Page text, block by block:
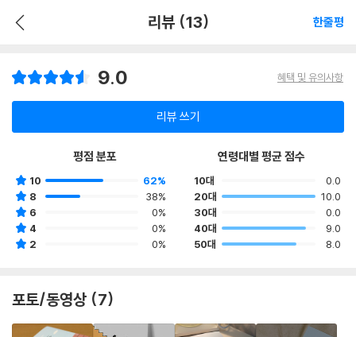
리뷰 (13) 한줄평
9.0 혜택 및 유의사항
리뷰 쓰기
평점 분포
10
62%
8
38%
6
0%
4
0%
2
0%
연령대별 평균 점수
10대
0.0
20대
10.0
30대
0.0
40대
9.0
50대
8.0
포토/동영상 (7)